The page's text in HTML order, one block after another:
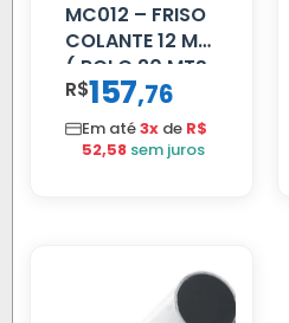
MC012 – FRISO
COLANTE 12 MM
( ROLO 20 MTS
)
R$157,76
Em até3x de R$
52,58 sem juros